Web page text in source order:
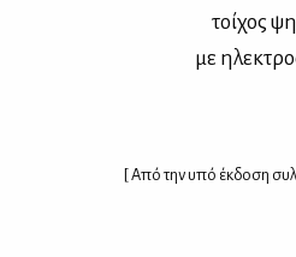
τοί­χος
με
[ Από την υπό έκ­δο­ση